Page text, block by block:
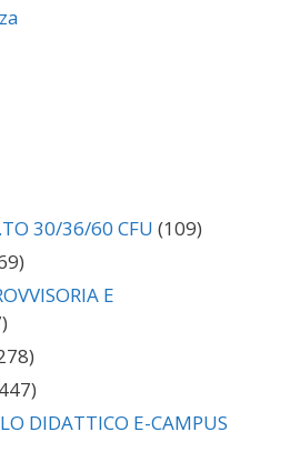
30/36/60 CFU (109)
E
DIDATTICO E-CAMPUS